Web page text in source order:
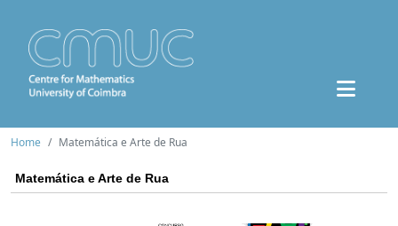
Home Matemática e Arte de Rua
Matemática e Arte de Rua